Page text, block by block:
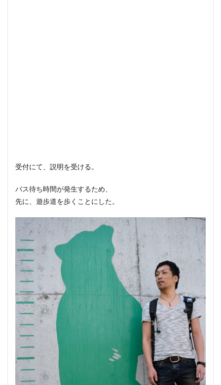
受付にて、説明を受ける。
バス待ち時間が発生するため、
先に、遊歩道を歩くことにした。